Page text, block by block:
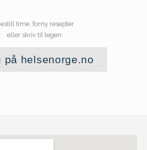
time, forny resepter
eller skriv til legen:
på helsenorge.no